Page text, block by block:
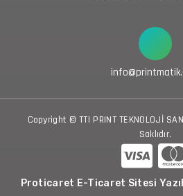
Copyright © TTI PRINT TEKNOLOJİ
Saklıdır.
Proticaret E-Ticaret Sitesi